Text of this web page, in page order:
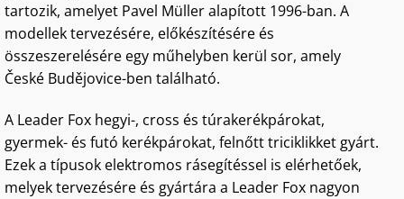
tartozik, amelyet Pavel Müller alapított 1996-ban. A
modellek tervezésére, előkészítésére és
összeszerelésére egy műhelyben kerül sor, amely
České Budějovice-ben található.
A Leader Fox hegyi-, cross és túrakerékpárokat,
gyermek- és futó kerékpárokat, felnőtt triciklikket gyárt.
Ezek a típusok elektromos rásegítéssel is elérhetőek,
melyek tervezésére és gyártára a Leader Fox nagyon